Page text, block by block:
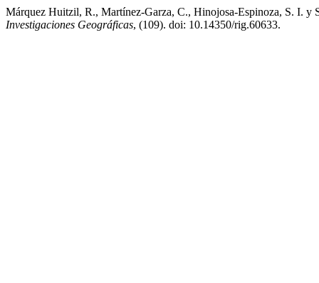
Márquez Huitzil, R., Martínez-Garza, C., Hinojosa-Espinoza, S. I.
Investigaciones Geográficas, (109). doi: 10.14350/rig.60633.